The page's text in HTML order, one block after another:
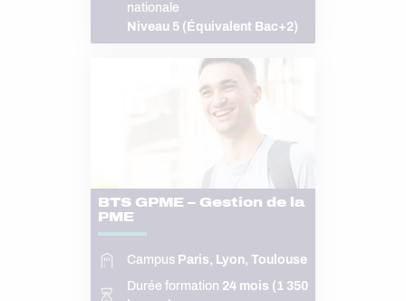
nationale
Niveau 5 (Équivalent Bac+2)
BTS GPME – Gestion de la
PME
Campus Paris, Lyon, Toulouse
Durée formation 24 mois (1 350